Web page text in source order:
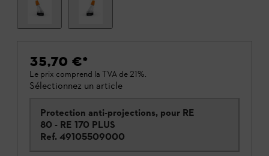
35,70 €*
Le prix comprend la TVA de 21%.
Sélectionnez un article
Protection anti-projections, pour RE
80 - RE 170 PLUS
Ref. 49105509000